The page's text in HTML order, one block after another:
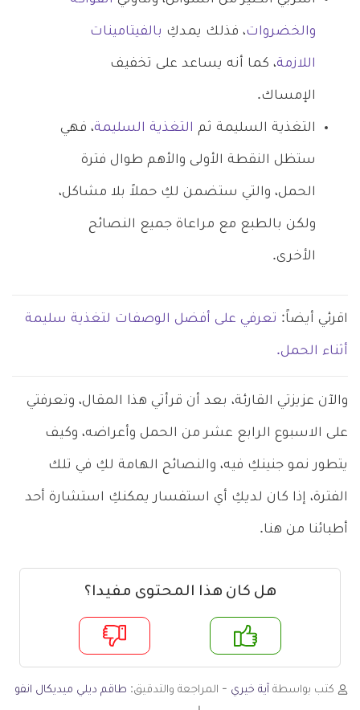
والخضروات، فذلك يمدكِ بالفيتامينات
اللازمة، كما أنه يساعد على تخفيف
الإمساك.
التغذية السليمة ثم التغذية السليمة، فهي
ستظل النقطة الأولى والأهم طوال فترة
الحمل، والتي ستضمن لكِ حملاً بلا مشاكل،
ولكن بالطبع مع مراعاة جميع النصائح
الأخرى.
اقرئي أيضاً: تعرفي على أفضل الوصفات لتغذية سليمة
أثناء الحمل.
والآن عزيزتي القارئة، بعد أن قرأتي هذا المقال، وتعرفتي
على الاسبوع الرابع عشر من الحمل وأعراضه، وكيف
يتطور نمو جنينكِ فيه، والنصائح الهامة لكِ في تلك
الفترة، إذا كان لديكِ أي استفسار يمكنكِ استشارة أحد
أطبائنا من هنا.
هل كان هذا المحتوى مفيدا؟
لا
كتب بواسطة آية خيري - المراجعة والتدقيق: طاقم ديلي ميديكال انفو